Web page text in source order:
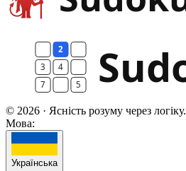
© 2026 · Ясність розуму через логіку.
Мова:
Українська